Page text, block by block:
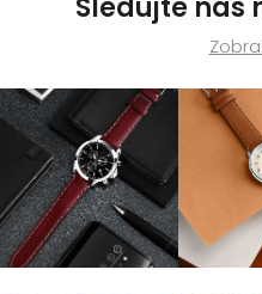
Sledujte nás